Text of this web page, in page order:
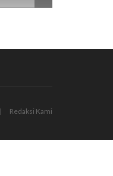
Redaksi Kami